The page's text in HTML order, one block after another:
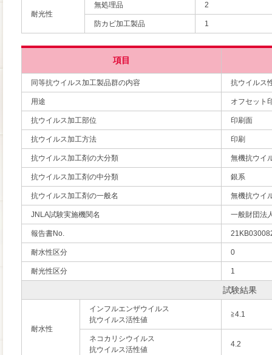
耐光性
無処理品 2
防カビ加工製品 1
項目
同等抗ウイルス加工製品群の内容 抗ウイルス
用途 オフセット
抗ウイルス加工部位 印刷面
抗ウイルス加工方法 印刷
抗ウイルス加工剤の大分類 無機抗ウイ
抗ウイルス加工剤の中分類 銀系
抗ウイルス加工剤の一般名 無機抗ウイ
JNLA試験実施機関名 一般財団法
報告書No.
耐水性区分 0
耐光性区分 1
試験結果
耐水性
インフルエンザウイルス
抗ウイルス活性値
≧4.1
ネコカリシウイルス
抗ウイルス活性値
4.2